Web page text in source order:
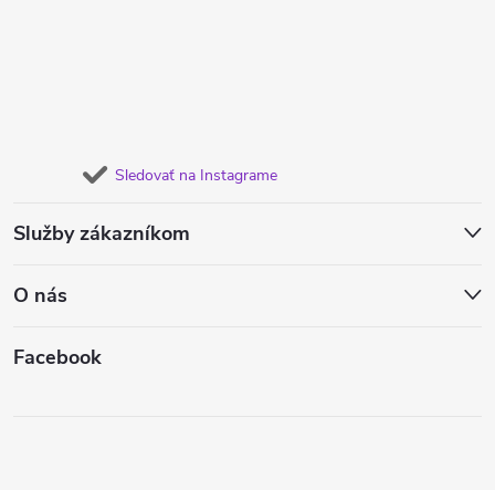
Sledovať na Instagrame
Služby zákazníkom
O nás
Facebook